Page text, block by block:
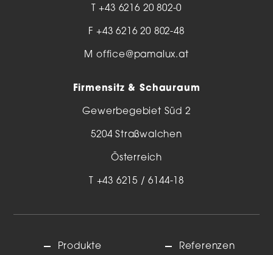
T+43 6216 20 802-0
F +43 6216 20 802-48
M office@pamalux.at
Firmensitz & Schauraum
Gewerbegebiet Süd 2
5204 Straßwalchen
Österreich
+43 6215 / 6144-18
Produkte Referenzen